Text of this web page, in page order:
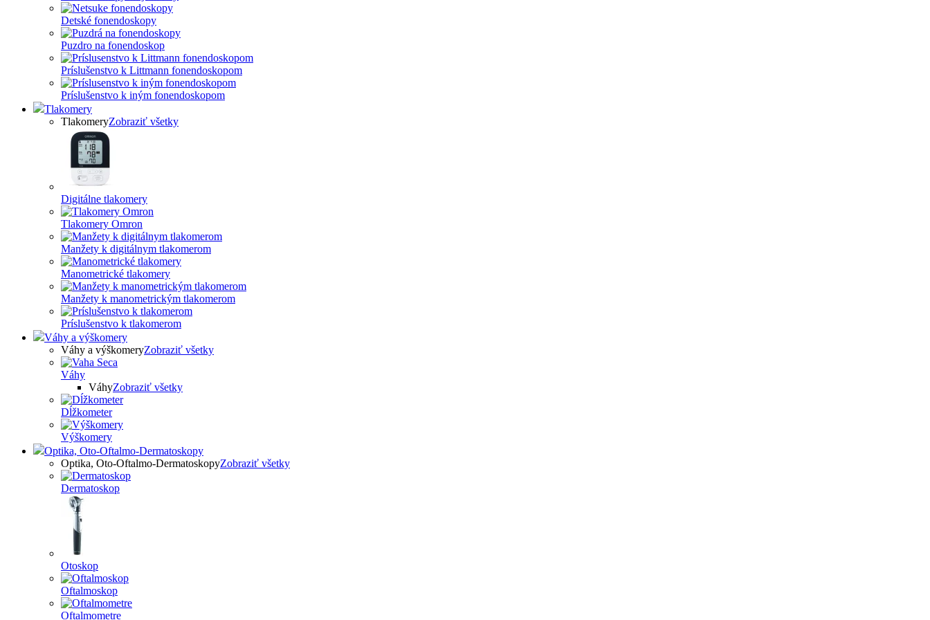
Detské fonendoskopy
Puzdro na fonendoskop
Príslušenstvo k Littmann fonendoskopom
Príslušenstvo k iným fonendoskopom
Tlakomery
TlakomeryZobraziť všetky
Digitálne tlakomery
Tlakomery Omron
Manžety k digitálnym tlakomerom
Manometrické tlakomery
Manžety k manometrickým tlakomerom
Príslušenstvo k tlakomerom
Váhy a výškomery
Váhy a výškomeryZobraziť všetky
Váhy
VáhyZobraziť všetky
Dĺžkometer
Výškomery
Optika, Oto-Oftalmo-Dermatoskopy
Optika, Oto-Oftalmo-DermatoskopyZobraziť všetky
Dermatoskop
Otoskop
Oftalmoskop
Oftalmometre